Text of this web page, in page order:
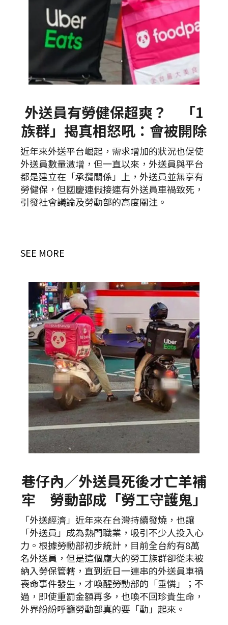
外送員有勞健保超爽？ 「1
族群」揭真相怒吼：會被開除
近年來外送平台崛起，需求增加的狀況也促使
外送員數量激增，但一直以來，外送員與平台
都是建立在「承攬關係」上，外送員並無享有
勞健保，但國慶連假接連有外送員車禍致死，
引發社會議論及勞動部的高度關注。
SEE MORE
巷仔內／外送員死後才亡羊補
牢 勞動部成「勞工守護鬼」
「外送經濟」近年來在台灣持續發燒，也讓
「外送員」成為熱門職業，吸引不少人投入心
力。根據勞動部初步統計，目前全台約有8萬
名外送員，但是這個龐大的勞工族群卻從未被
納入勞保管轄，直到近日一連串的外送員車禍
喪命事件發生，才喚醒勞動部的「垂憐」；不
過，即使重罰金額再多，也喚不回珍貴生命，
外界紛紛呼籲勞動部真的要「動」起來。